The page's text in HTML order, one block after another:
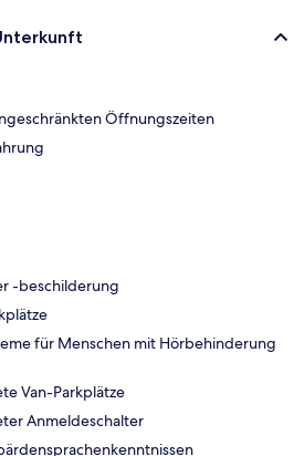
Öffnungszeiten
-beschilderung
für Menschen mit Hörbehinderung
Van-Parkplätze
Anmeldeschalter